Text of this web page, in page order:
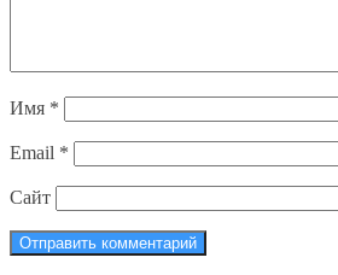
Имя *
Email *
Сайт